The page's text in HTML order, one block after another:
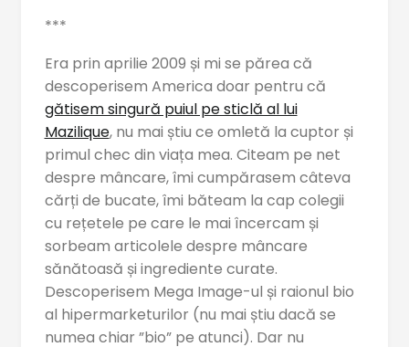
***
Era prin aprilie 2009 și mi se părea că
descoperisem America doar pentru că
gătisem singură puiul pe sticlă al lui
Mazilique, nu mai știu ce omletă la cuptor și
primul chec din viața mea. Citeam pe net
despre mâncare, îmi cumpărasem câteva
cărți de bucate, îmi băteam la cap colegii
cu rețetele pe care le mai încercam și
sorbeam articolele despre mâncare
sănătoasă și ingrediente curate.
Descoperisem Mega Image-ul și raionul bio
al hipermarketurilor (nu mai știu dacă se
numea chiar ”bio” pe atunci). Dar nu